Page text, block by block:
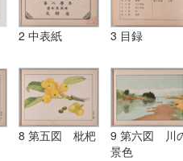
2 中表紙 3 目録
8 第五図 枇杷
9 第六図 川
景色